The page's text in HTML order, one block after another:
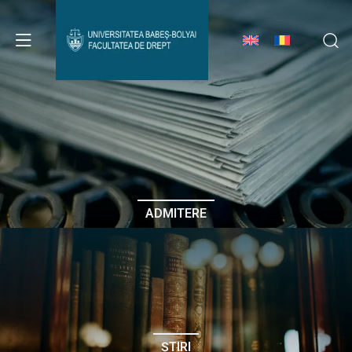
Avizier Studenți
Studii
Admitere
Erasmus & Internațional
Despre Facultate
ADMITERE
ȘTIRI